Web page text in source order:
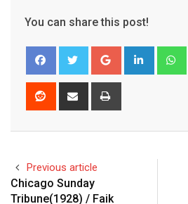
You can share this post!
Google+ LinkedIn
Reddit
Share
Previous article
Chicago Sunday
Tribune(1928) / Faik